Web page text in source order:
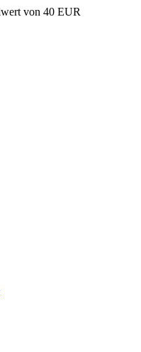
von 40 EUR